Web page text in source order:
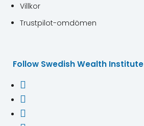
Villkor
Trustpilot-omdömen
Follow Swedish Wealth Institute


